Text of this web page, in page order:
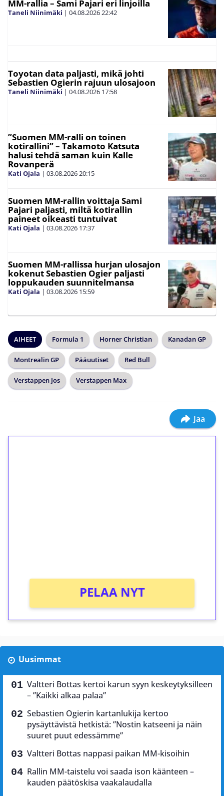
MM-rallia – Sami Pajari eri linjoilla
Taneli Niinimäki | 04.08.202622:42
Toyotan data paljasti, mikä johti
Sebastien Ogierin rajuun ulosajoon
Taneli Niinimäki | 04.08.2026 17:58
”Suomen MM-ralli on toinen
kotirallini” – Takamoto Katsuta
halusi tehdä saman kuin Kalle
Rovanperä
Kati Ojala | 03.08.202620:15
Suomen MM-rallin voittaja Sami
Pajari paljasti, miltä kotirallin
paineet oikeasti tuntuivat
Kati Ojala | 03.08.2026 17:37
Suomen MM-rallissa hurjan ulosajon
kokenut Sebastien Ogier paljasti
loppukauden suunnitelmansa
Kati Ojala | 03.08.2026 15:59
AIHEET Formula 1 Horner Christian Kanadan GP
Montrealin GP Pääuutiset Red Bull
Verstappen Jos Verstappen Max
Jaa
PELAA NYT
Uusimmat
Valtteri Bottas kertoi karun syyn keskeytyksilleen
– ”Kaikki alkaa palaa”
Sebastien Ogierin kartanlukija kertoo
pysäyttävistä hetkistä: ”Nostin katseeni ja näin
suuret puut edessämme”
Valtteri Bottas nappasi paikan MM-kisoihin
Rallin MM-taistelu voi saada ison käänteen –
kauden päätöskisa vaakalaudalla